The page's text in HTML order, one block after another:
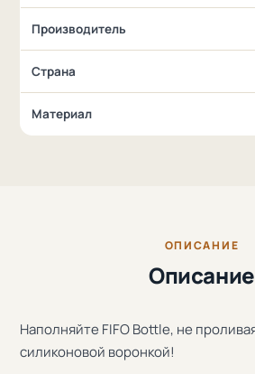
Производитель
Страна
Материал
ОПИСАНИЕ
Описание
Наполняйте FIFO Bottle, не
силиконовой воронкой!